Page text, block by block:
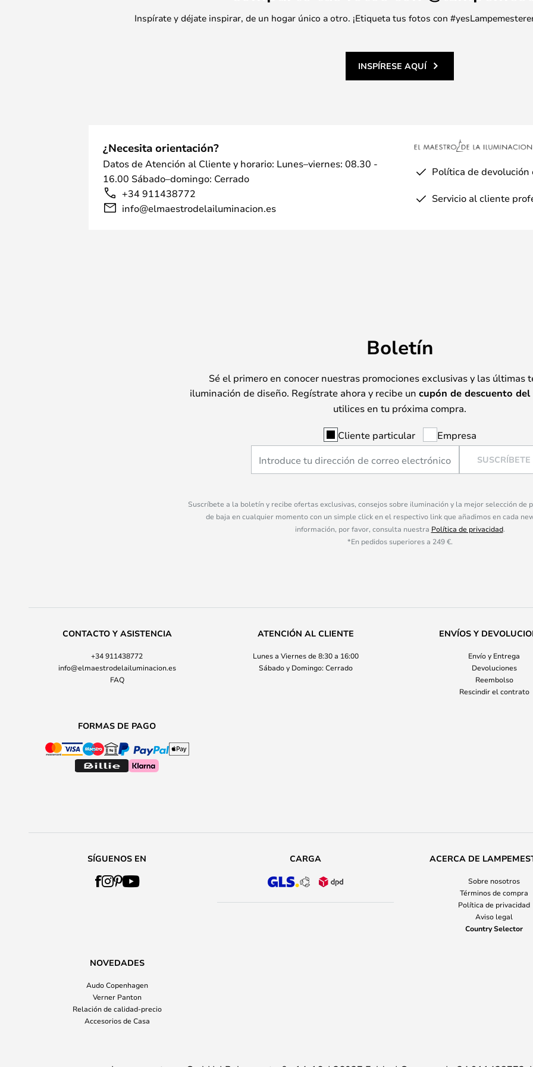
Inspírate y déjate inspirar, de un hogar único a otro. ¡Etiqueta tus fotos con
INSPÍRESE AQUÍ
¿Necesita orientación?
Datos de Atención al Cliente y horario: Lunes–viernes: 08.30 -
16.00 Sábado–domingo: Cerrado
+34 911438772
info@elmaestrodelailuminacion.es
Política de devolución
Servicio al cliente
Boletín
Sé el primero en conocer nuestras promociones exclusivas y las últimas
iluminación de diseño. Regístrate ahora y recibe un cupón de descuento del
utilices en tu próxima compra.
Cliente particular Empresa
SUSCRÍBETE
Suscríbete a la boletín y recibe ofertas exclusivas, consejos sobre iluminación y la mejor selección de
de baja en cualquier momento con un simple click en el respectivo link que añadimos en cada
información, por favor, consulta nuestra Política de privacidad.
*En pedidos superiores a 249 €.
CONTACTO Y ASISTENCIA
+34 911438772
info@elmaestrodelailuminacion.es
FAQ
ATENCIÓN AL CLIENTE
Lunes a Viernes de 8:30 a 16:00
Sábado y Domingo: Cerrado
ENVÍOS Y
Envío y Entrega
Devoluciones
Reembolso
Rescindir el contrato
FORMAS DE PAGO
SÍGUENOS EN CARGA ACERCA DE
Sobre nosotros
Términos de compra
Política de privacidad
Aviso legal
Country Selector
NOVEDADES
Audo Copenhagen
Verner Panton
Relación de calidad-precio
Accesorios de Casa